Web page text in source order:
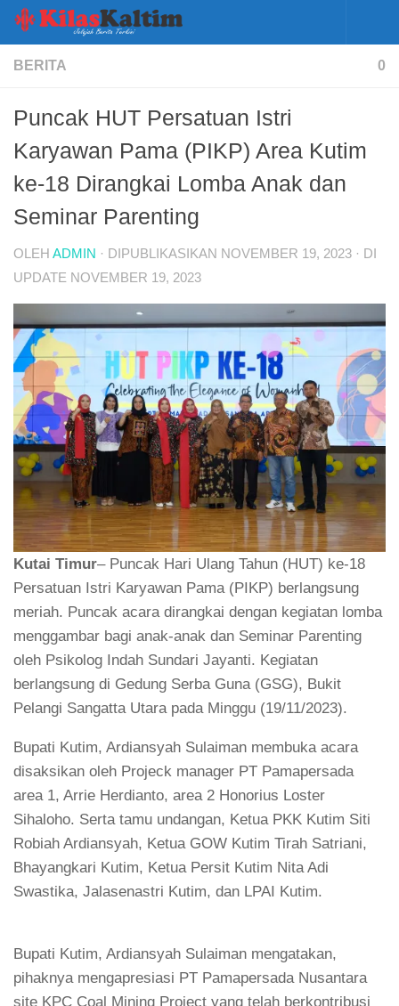
Skip to content
BERITA 0
Puncak HUT Persatuan Istri
Karyawan Pama (PIKP) Area Kutim
ke-18 Dirangkai Lomba Anak dan
Seminar Parenting
OLEH ADMIN · DIPUBLIKASIKAN NOVEMBER 19, 2023 · DI
UPDATE NOVEMBER 19, 2023
Kutai Timur– Puncak Hari Ulang Tahun (HUT) ke-18
Persatuan Istri Karyawan Pama (PIKP) berlangsung
meriah. Puncak acara dirangkai dengan kegiatan lomba
menggambar bagi anak-anak dan Seminar Parenting
oleh Psikolog Indah Sundari Jayanti. Kegiatan
berlangsung di Gedung Serba Guna (GSG), Bukit
Pelangi Sangatta Utara pada Minggu (19/11/2023).
Bupati Kutim, Ardiansyah Sulaiman membuka acara
disaksikan oleh Projeck manager PT Pamapersada
area 1, Arrie Herdianto, area 2 Honorius Loster
Sihaloho. Serta tamu undangan, Ketua PKK Kutim Siti
Robiah Ardiansyah, Ketua GOW Kutim Tirah Satriani,
Bhayangkari Kutim, Ketua Persit Kutim Nita Adi
Swastika, Jalasenastri Kutim, dan LPAI Kutim.
Bupati Kutim, Ardiansyah Sulaiman mengatakan,
pihaknya mengapresiasi PT Pamapersada Nusantara
site KPC Coal Mining Project yang telah berkontribusi